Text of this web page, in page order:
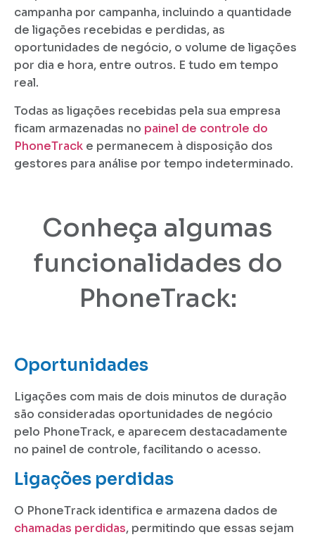
campanha por campanha, incluindo a quantidade
de ligações recebidas e perdidas, as
oportunidades de negócio, o volume de ligações
por dia e hora, entre outros. E tudo em tempo
real.
Todas as ligações recebidas pela sua empresa
ficam armazenadas no painel de controle do
PhoneTrack e permanecem à disposição dos
gestores para análise por tempo indeterminado.
Conheça algumas
funcionalidades do
PhoneTrack:
Oportunidades
Ligações com mais de dois minutos de duração
são consideradas oportunidades de negócio
pelo PhoneTrack, e aparecem destacadamente
no painel de controle, facilitando o acesso.
Ligações perdidas
O PhoneTrack identifica e armazena dados de
chamadas perdidas, permitindo que essas sejam